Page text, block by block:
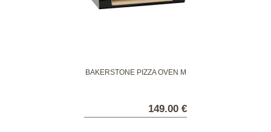
BAKERSTONE PIZZA OVEN M
149.00 €